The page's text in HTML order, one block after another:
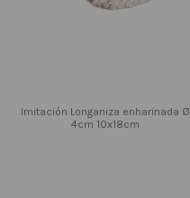
Imitación Longaniza enharinada Ø
4cm 10x18cm